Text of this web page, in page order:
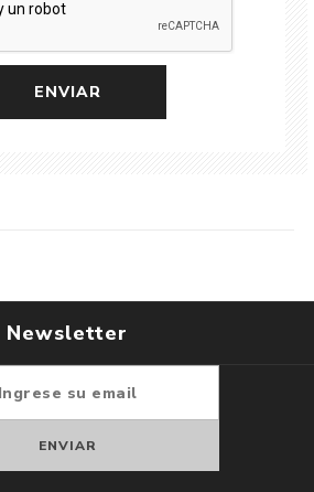
Newsletter